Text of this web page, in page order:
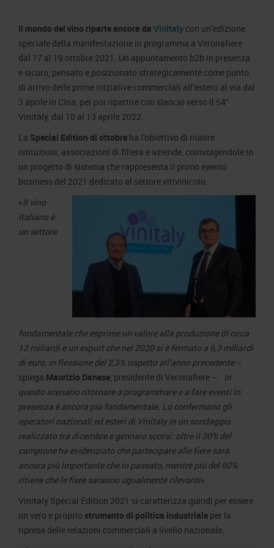
Parità di genere
Modello di Organizzazione, Gestione e Controllo
Codice Etico
Responsabilità Sociale d’Impresa
Responsabilità ambientale
Certificazioni riconosciute
Società trasparente
Servizi in quartiere per la stampa
Contatti Ufficio Stampa
Lavora con noi
Contatti
Il mondo del vino riparte ancora da Vinitaly con un’edizione
speciale della manifestazione in programma a Veronafiere
dal 17 al 19 ottobre 2021. Un appuntamento b2b in presenza
e sicuro, pensato e posizionato strategicamente come punto
di arrivo delle prime iniziative commerciali all’estero al via dal
3 aprile in Cina, per poi ripartire con slancio verso il 54°
Vinitaly, dal 10 al 13 aprile 2022.
La Special Edition di ottobre ha l’obiettivo di riunire
istituzioni, associazioni di filiera e aziende, coinvolgendole in
un progetto di sistema che rappresenta il primo evento
business del 2021 dedicato al settore vitivinicolo.
«Il vino
italiano è
un settore
fondamentale che esprime un valore alla produzione di circa
12 miliardi e un export che nel 2020 si è fermato a 6,3 miliardi
di euro, in flessione del 2,3% rispetto all’anno precedente–
spiega Maurizio Danese, presidente di Veronafiere –. In
questo scenario ritornare a programmare e a fare eventi in
presenza è ancora più fondamentale. Lo confermano gli
operatori nazionali ed esteri di Vinitaly in un sondaggio
realizzato tra dicembre e gennaio scorsi: oltre il 30% del
campione ha evidenziato che partecipare alle fiere sarà
ancora più importante che in passato, mentre più del 60%
ritiene che le fiere saranno ugualmente rilevanti».
Vinitaly Special Edition 2021 si caratterizza quindi per essere
un vero e proprio strumento di politica industriale per la
ripresa delle relazioni commerciali a livello nazionale.